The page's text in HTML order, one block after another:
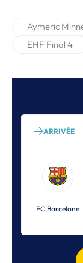
Aymeric
EHF Final 4
ARRIVÉE
FC Barcelone